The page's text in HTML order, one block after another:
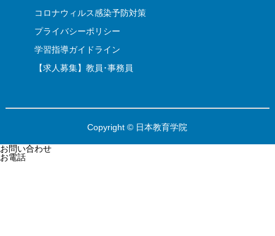
コロナウィルス感染予防対策
プライバシーポリシー
学習指導ガイドライン
【求人募集】教員･事務員
Copyright © 日本教育学院
お問い合わせ
お電話